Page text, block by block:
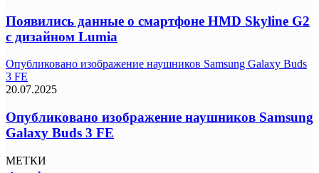
Появились данные о смартфоне HMD Skyline G2
с дизайном Lumia
Опубликовано изображение наушников Samsung Galaxy Buds
3 FE
20.07.2025
Опубликовано изображение наушников Samsung
Galaxy Buds 3 FE
МЕТКИ